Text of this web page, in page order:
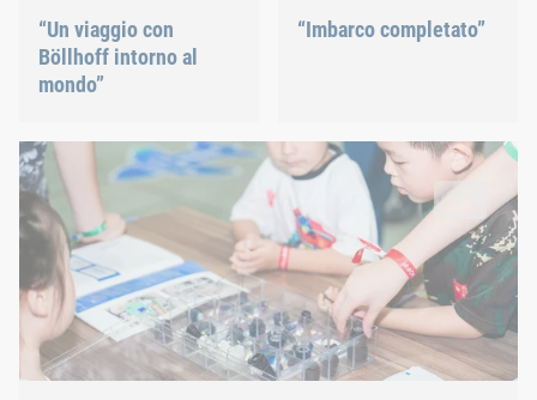
“Un viaggio con
Böllhoff intorno al
mondo”
“Imbarco completato”
Durante il family day molti stand proponevano tanto
e si potevano anche testare diversi elementi di fissaggio